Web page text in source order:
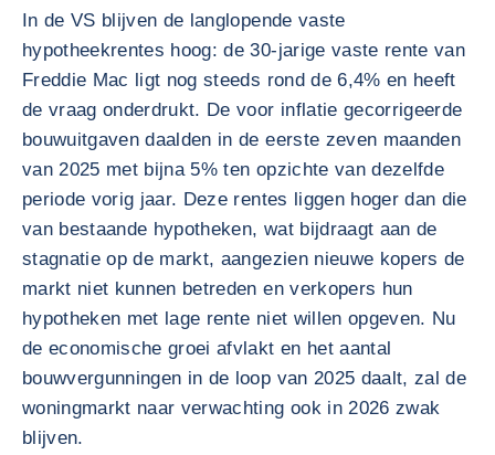
In de VS blijven de langlopende vaste
hypotheekrentes hoog: de 30-jarige vaste rente van
Freddie Mac ligt nog steeds rond de 6,4% en heeft
de vraag onderdrukt. De voor inflatie gecorrigeerde
bouwuitgaven daalden in de eerste zeven maanden
van 2025 met bijna 5% ten opzichte van dezelfde
periode vorig jaar. Deze rentes liggen hoger dan die
van bestaande hypotheken, wat bijdraagt aan de
stagnatie op de markt, aangezien nieuwe kopers de
markt niet kunnen betreden en verkopers hun
hypotheken met lage rente niet willen opgeven. Nu
de economische groei afvlakt en het aantal
bouwvergunningen in de loop van 2025 daalt, zal de
woningmarkt naar verwachting ook in 2026 zwak
blijven.